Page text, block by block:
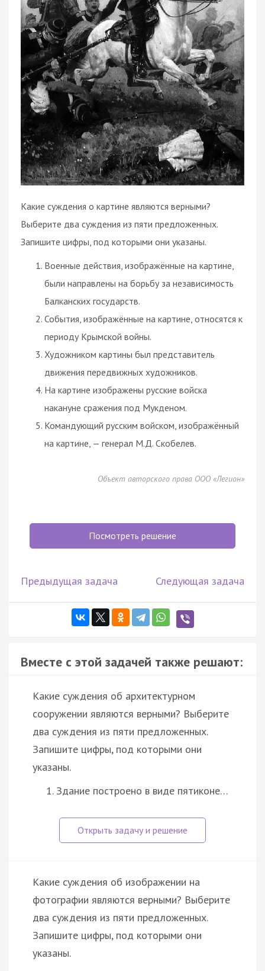
Какие суждения о картине являются верными?
Выберите два суждения из пяти предложенных.
Запишите цифры, под которыми они указаны.
Военные действия, изображённые на картине,
были направлены на борьбу за независимость
Балканских государств.
События, изображённые на картине, относятся к
периоду Крымской войны.
Художником картины был представитель
движения передвижных художников.
На картине изображены русские войска
накануне сражения под Мукденом.
Командующий русским войском, изображённый
на картине, — генерал М.Д. Скобелев.
Объект авторского права ООО «Легион»
Посмотреть решение
Предыдущая задача Следующая задача
Вместе с этой задачей также решают:
Какие суждения об архитектурном
сооружении являются верными? Выберите
два суждения из пяти предложенных.
Запишите цифры, под которыми они
указаны.
Здание построено в виде пятиконе…
Какие суждения об изображении на
фотографии являются верными? Выберите
два суждения из пяти предложенных.
Запишите цифры, под которыми они
указаны.